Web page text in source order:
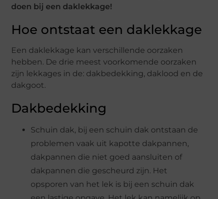
doen bij een daklekkage!
Hoe ontstaat een daklekkage
Een daklekkage kan verschillende oorzaken
hebben. De drie meest voorkomende oorzaken
zijn lekkages in de: dakbedekking, daklood en de
dakgoot.
Dakbedekking
Schuin dak, bij een schuin dak ontstaan de
problemen vaak uit kapotte dakpannen,
dakpannen die niet goed aansluiten of
dakpannen die gescheurd zijn. Het
opsporen van het lek is bij een schuin dak